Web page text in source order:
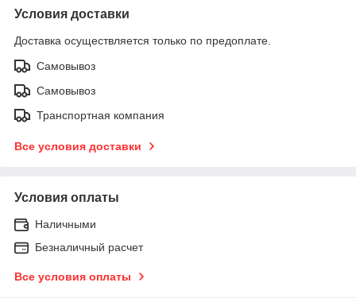
Условия доставки
Доставка осуществляется только по предоплате.
Самовывоз
Самовывоз
Транспортная компания
Все условия доставки
Условия оплаты
Наличными
Безналичный расчет
Все условия оплаты